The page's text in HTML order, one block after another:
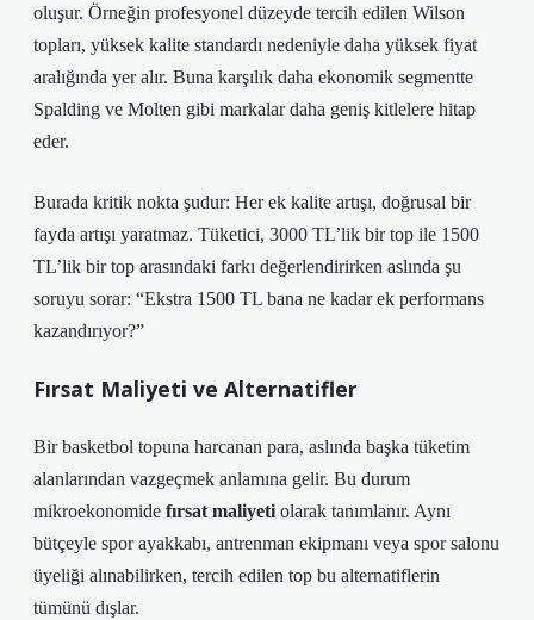
oluşur. Örneğin profesyonel düzeyde tercih edilen Wilson
topları, yüksek kalite standardı nedeniyle daha yüksek fiyat
aralığında yer alır. Buna karşılık daha ekonomik segmentte
Spalding ve Molten gibi markalar daha geniş kitlelere hitap
eder.
Burada kritik nokta şudur: Her ek kalite artışı, doğrusal bir
fayda artışı yaratmaz. Tüketici, 3000 TL’lik bir top ile 1500
TL’lik bir top arasındaki farkı değerlendirirken aslında şu
soruyu sorar: “Ekstra 1500 TL bana ne kadar ek performans
kazandırıyor?”
Fırsat Maliyeti ve Alternatifler
Bir basketbol topuna harcanan para, aslında başka tüketim
alanlarından vazgeçmek anlamına gelir. Bu durum
mikroekonomide fırsat maliyeti olarak tanımlanır. Aynı
bütçeyle spor ayakkabı, antrenman ekipmanı veya spor salonu
üyeliği alınabilirken, tercih edilen top bu alternatiflerin
tümünü dışlar.